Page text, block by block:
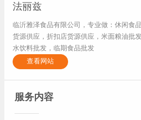
法丽兹
临沂雅泽食品有限公司，专业做：休闲食
货源供应，折扣店货源供应，米面粮油批
水饮料批发，临期食品批发
查看网站
服务内容